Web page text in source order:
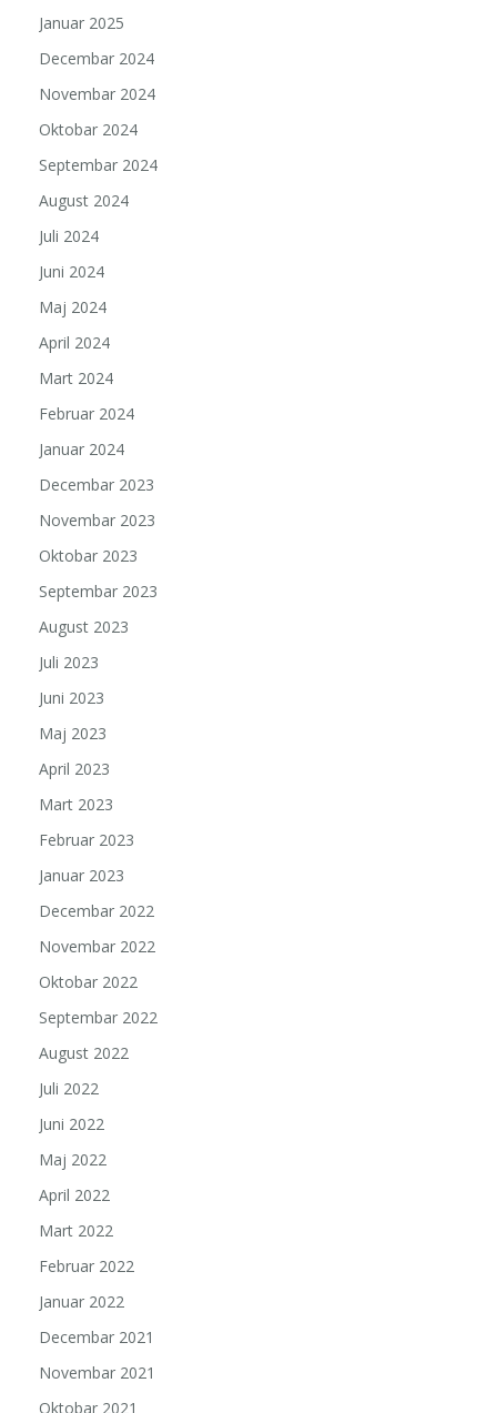
Januar 2025
Decembar 2024
Novembar 2024
Oktobar 2024
Septembar 2024
August 2024
Juli 2024
Juni 2024
Maj 2024
April 2024
Mart 2024
Februar 2024
Januar 2024
Decembar 2023
Novembar 2023
Oktobar 2023
Septembar 2023
August 2023
Juli 2023
Juni 2023
Maj 2023
April 2023
Mart 2023
Februar 2023
Januar 2023
Decembar 2022
Novembar 2022
Oktobar 2022
Septembar 2022
August 2022
Juli 2022
Juni 2022
Maj 2022
April 2022
Mart 2022
Februar 2022
Januar 2022
Decembar 2021
Novembar 2021
Oktobar 2021